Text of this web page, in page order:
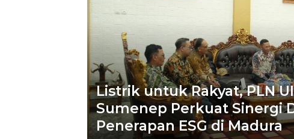
Listrik untuk Rakyat, PLN
Sumenep Perkuat Sinergi
Penerapan ESG di Madura